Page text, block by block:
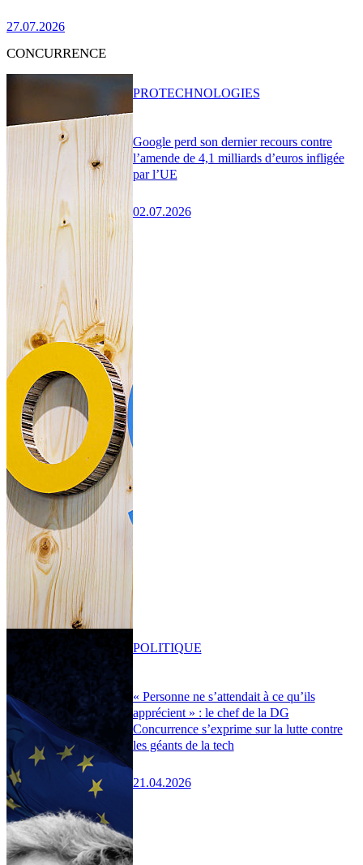
27.07.2026
CONCURRENCE
Google perd son dernier recours contre
l’amende de 4,1 milliards d’euros infligée
par l’UE
02.07.2026
PROTECHNOLOGIES
« Personne ne s’attendait à ce qu’ils
apprécient » : le chef de la DG
Concurrence s’exprime sur la lutte contre
les géants de la tech
21.04.2026
POLITIQUE